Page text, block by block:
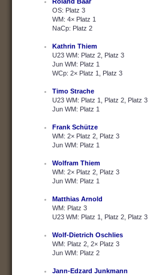
OS: Platz 3
WM: 4× Platz 1
NaCp: Platz 2
Kathrin Thiem
U23 WM: Platz 2, Platz 3
Jun WM: Platz 1
WCp: 2× Platz 1, Platz 3
Timo Strache
U23 WM: Platz 1, Platz 2, Platz 3
Jun WM: Platz 1
Frank Schütze
WM: 2× Platz 2, Platz 3
Jun WM: Platz 1
Wolfram Thiem
WM: 2× Platz 2, Platz 3
Jun WM: Platz 1
Matthias Arnold
WM: Platz 3
U23 WM: Platz 1, Platz 2, Platz 3
Wolf-Dietrich Oschlies
WM: Platz 2, 2× Platz 3
Jun WM: Platz 2
Jann-Edzard Junkmann